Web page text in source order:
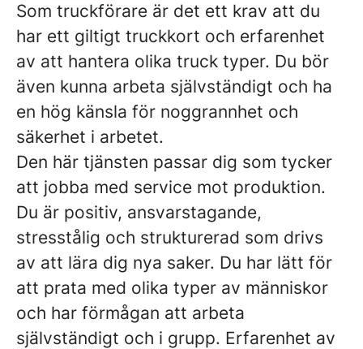
Som truckförare är det ett krav att du
har ett giltigt truckkort och erfarenhet
av att hantera olika truck typer. Du bör
även kunna arbeta självständigt och ha
en hög känsla för noggrannhet och
säkerhet i arbetet.
Den här tjänsten passar dig som tycker
att jobba med service mot produktion.
Du är positiv, ansvarstagande,
stresstålig och strukturerad som drivs
av att lära dig nya saker. Du har lätt för
att prata med olika typer av människor
och har förmågan att arbeta
självständigt och i grupp. Erfarenhet av